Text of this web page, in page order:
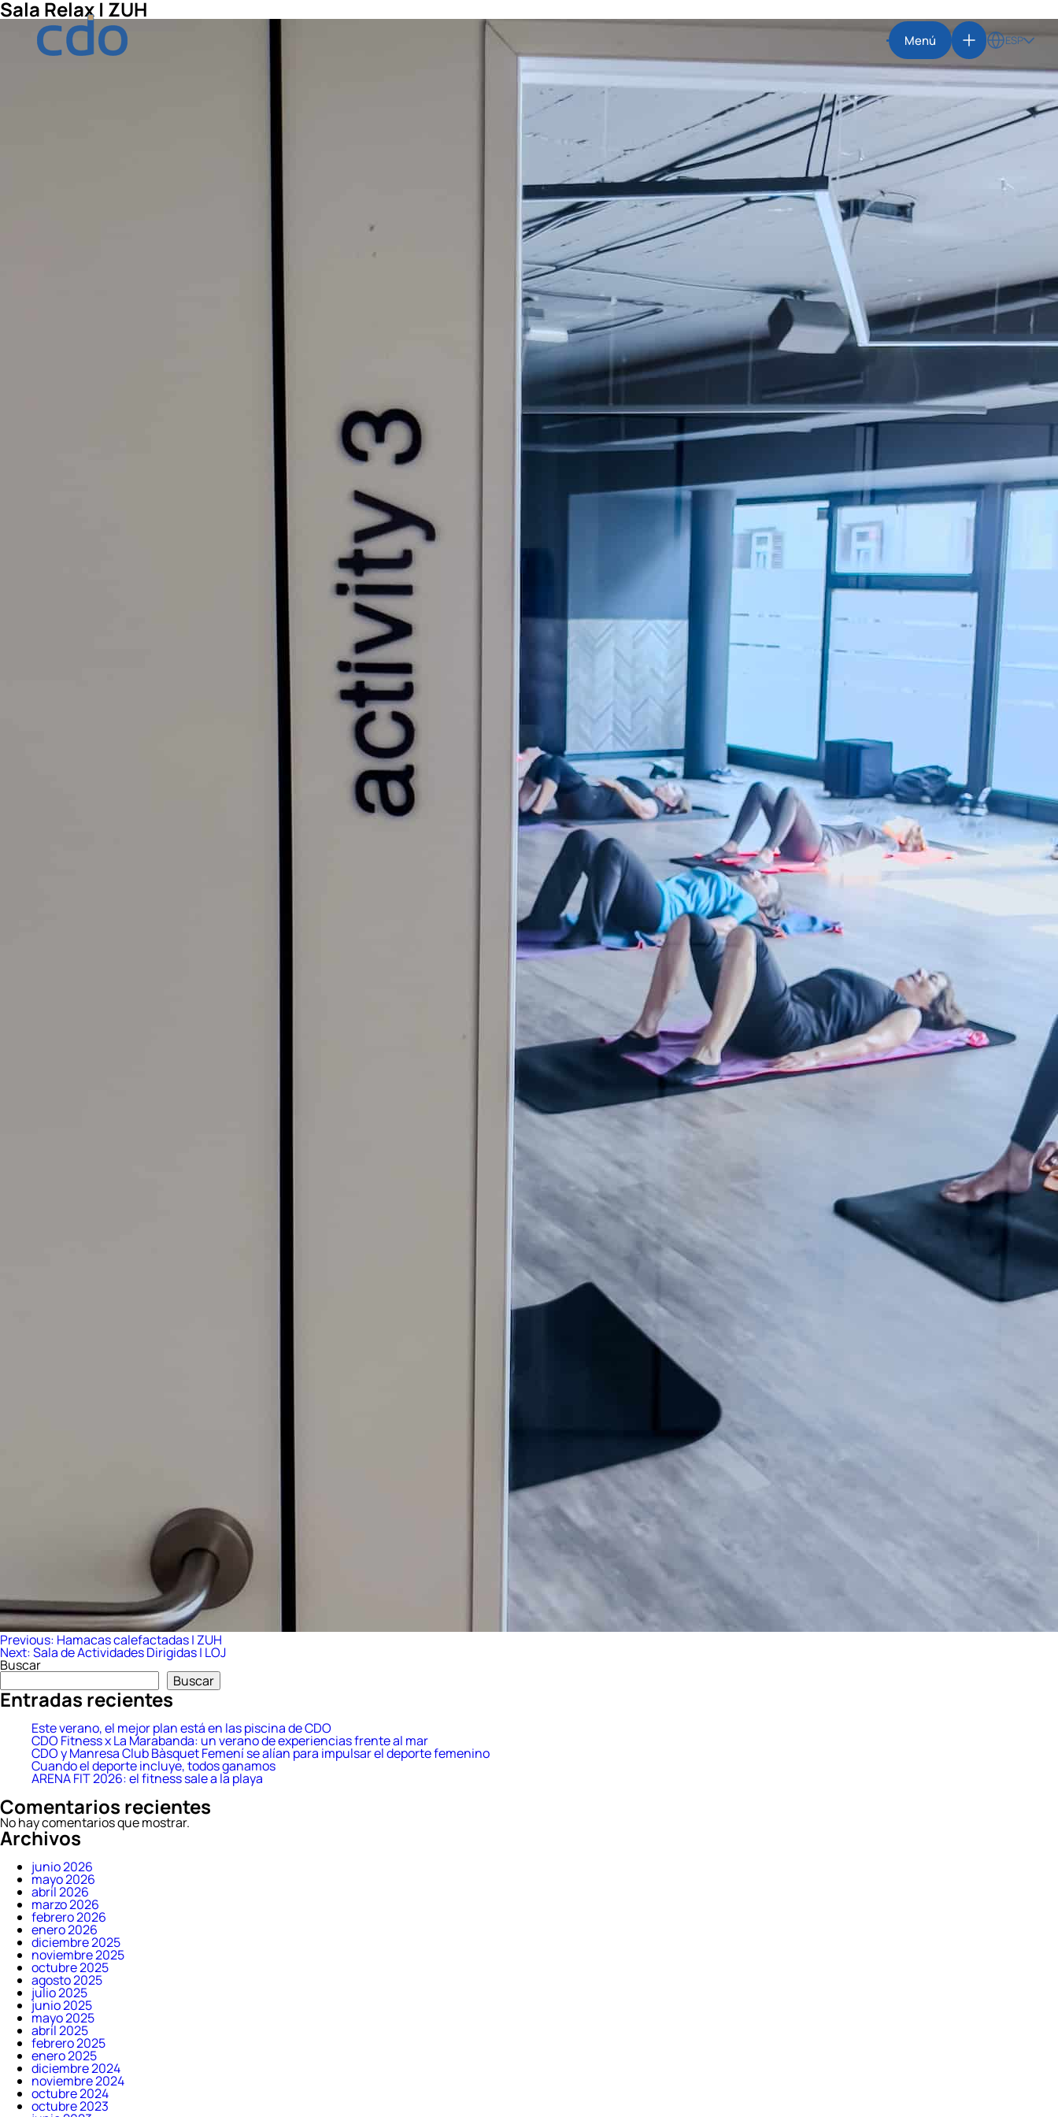
Menú ESP
Sala Relax | ZUH
Navegación
de
entradas
Previous: Hamacas calefactadas | ZUH
Next:Sala de Actividades Dirigidas | LOJ
Buscar
Buscar
Entradas recientes
Este verano, el mejor plan está en las piscina de CDO
CDO Fitness x La Marabanda: un verano de experiencias frente al mar
CDO y Manresa Club Bàsquet Femení se alían para impulsar el deporte femenino
Cuando el deporte incluye, todos ganamos
ARENA FIT 2026: el fitness sale a la playa
Comentarios recientes
No hay comentarios que mostrar.
Archivos
junio 2026
mayo 2026
abril 2026
marzo 2026
febrero 2026
enero 2026
diciembre 2025
noviembre 2025
octubre 2025
agosto 2025
julio 2025
junio 2025
mayo 2025
abril 2025
febrero 2025
enero 2025
diciembre 2024
noviembre 2024
octubre 2024
octubre 2023